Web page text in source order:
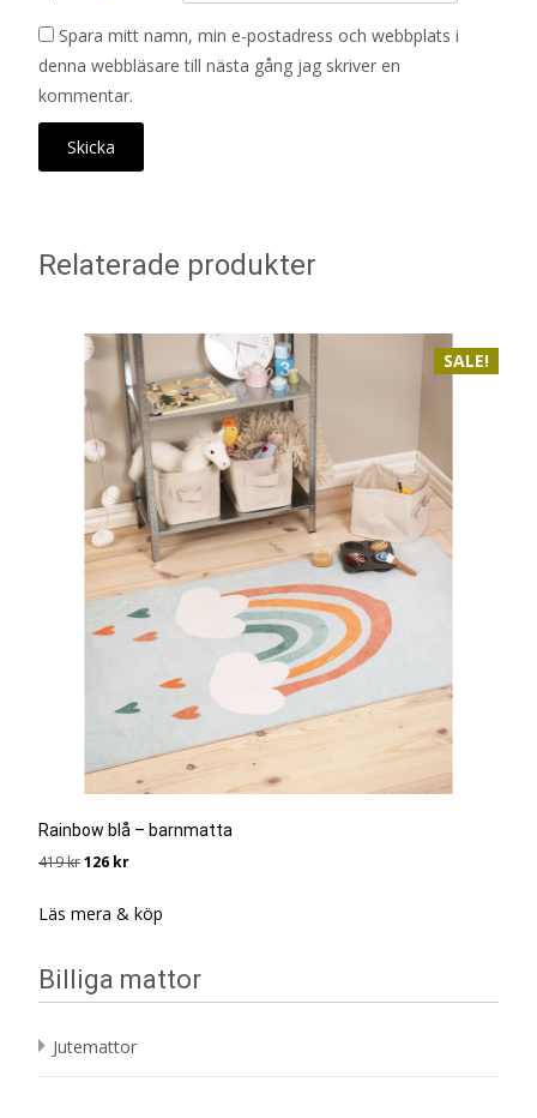
Spara mitt namn, min e-postadress och webbplats i
denna webbläsare till nästa gång jag skriver en
kommentar.
Relaterade produkter
SALE!
Rainbow blå – barnmatta
419krDet
priset
126 krDet
priset
Läs mera & köp
Billiga mattor
Jutemattor